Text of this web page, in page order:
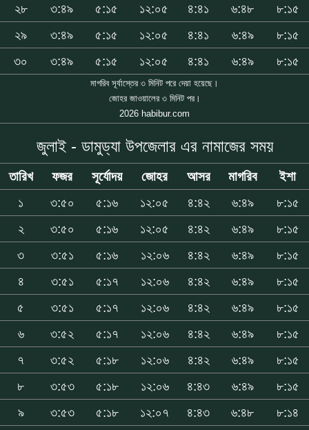
২৮
৩:৪৯ ৫:১৫ ১২:০৫ ৪:৪১ ৬:৪৮
৮:১৫
২৯
৩:৪৯ ৫:১৫ ১২:০৫ ৪:৪১ ৬:৪৯
৮:১৫
৩০
৩:৪৯ ৫:১৫ ১২:০৫ ৪:৪১ ৬:৪৯ ৮:১৫
মাগরিব সূর্যাস্তের ৩ মিনিট পরে দেয়া হয়েছে।
জোহর জাওয়ালের ৩ মিনিট পর।
2026 habibur.com
জুলাই - ডামুড্যা উপজেলার এর নামাজের সময়
তারিখ ফজর সূর্যোদয় জোহর আসর মাগরিব
ইশা
১
৩:৫০ ৫:১৬ ১২:০৫ ৪:৪২ ৬:৪৯
৮:১৫
২
৩:৫০ ৫:১৬ ১২:০৫ ৪:৪২ ৬:৪৯
৮:১৫
৩
৩:৫১ ৫:১৬ ১২:০৬ ৪:৪২ ৬:৪৯
৮:১৫
৪
৩:৫১ ৫:১৭ ১২:০৬ ৪:৪২ ৬:৪৯
৮:১৫
৫
৩:৫১ ৫:১৭ ১২:০৬ ৪:৪২ ৬:৪৯
৮:১৫
৬
৩:৫২ ৫:১৭ ১২:০৬ ৪:৪২ ৬:৪৯
৮:১৫
৭
৩:৫২ ৫:১৮ ১২:০৬ ৪:৪২ ৬:৪৯
৮:১৫
৮
৩:৫৩ ৫:১৮ ১২:০৬ ৪:৪৩ ৬:৪৯
৮:১৫
৯
৩:৫৩ ৫:১৮ ১২:০৭ ৪:৪৩ ৬:৪৮
৮:১৪